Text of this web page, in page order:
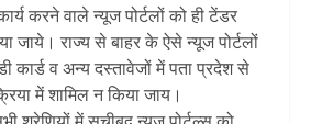
करने वाले न्यूज पोर्टलों को ही टेंडर
जाये। राज्य से बाहर के ऐसे न्यूज पोर्टलों
कार्ड व अन्य दस्तावेजों में पता प्रदेश से
में शामिल न किया जाय।